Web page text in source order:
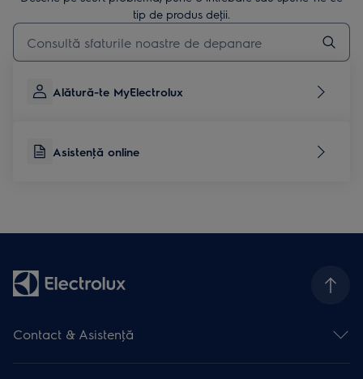
tip de produs deţii.
Type to search for support articles
Alătură-te MyElectrolux
Asistenţă online
Contact & Asistenţă